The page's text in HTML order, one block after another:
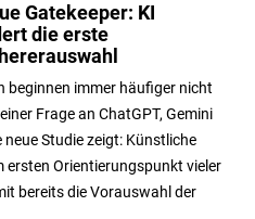
Gatekeeper: KI
die erste
beginnen immer häufiger nicht
Frage an ChatGPT, Gemini
Studie zeigt: Künstliche
ersten Orientierungspunkt vieler
bereits die Vorauswahl der